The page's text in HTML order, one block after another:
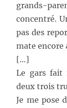
grands-
concentré.
pas des
mate encore
[…]
Le gars fait
deux trois
Je me pose